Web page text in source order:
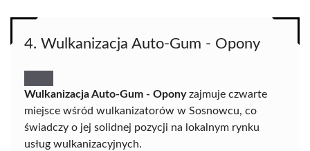
4. Wulkanizacja Auto-Gum - Opony
Wulkanizacja Auto-Gum - Oponyzajmuje czwarte
miejsce wśród wulkanizatorów w Sosnowcu, co
świadczy o jej solidnej pozycji na lokalnym rynku
usług wulkanizacyjnych.